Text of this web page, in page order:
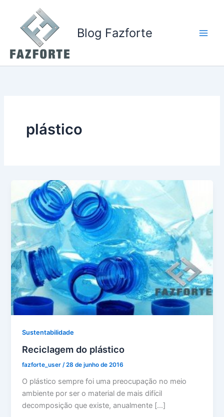
conteúdo
Blog Fazforte
plástico
Sustentabilidade
Reciclagem do plástico
fazforte_user/28 de junho de 2016
O plástico sempre foi uma preocupação no meio
ambiente por ser o material de mais difícil
decomposição que existe, anualmente […]